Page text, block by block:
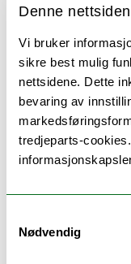
Denne
Vi bruker
sikre best mulig
nettsidene. Dette
bevaring av
tredjeparts-
Nødvendig
Biology -
Ledelse,
(B-LEDINMA)